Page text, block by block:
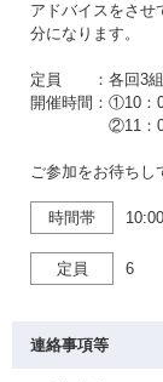
アドバイスをさせ
分になります。
定員 ：各回3組
開催時間：①10：
②11：00
ご参加をお待ちし
時間帯
定員 6
連絡事項等